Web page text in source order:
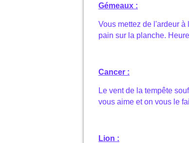
Gémeaux :
Vous mettez de l'ardeur
pain sur la planche.
Cancer :
Le vent de la tempête
vous aime et on vous le
Lion :